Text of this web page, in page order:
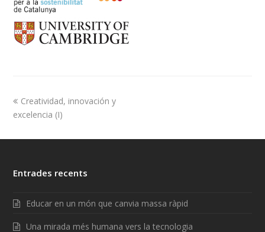
Creatividad, innovación y
excelencia (I)
Entrades recents
Educar en un món que canvia massa ràpid
Una mirada més humana vers la tecnologia